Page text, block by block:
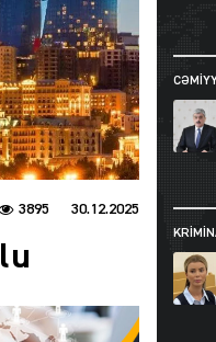
30.12.2025
3895